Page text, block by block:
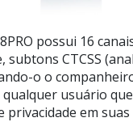
possui 16
subtons CTCSS
o o
usuário
privacidade em suas